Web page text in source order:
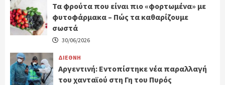
Τα φρούτα που είναι πιο «φορτωμένα» με
φυτοφάρμακα – Πώς τα καθαρίζουμε
σωστά
30/06/2026
ΔΙΕΘΝΗ
Αργεντινή: Εντοπίστηκε νέα παραλλαγή
του χανταϊού στη Γη του Πυρός